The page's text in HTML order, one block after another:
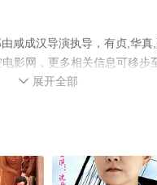
咸成汉导演执导，有贞,华
影网，更多相关信息可移步
 展开全部